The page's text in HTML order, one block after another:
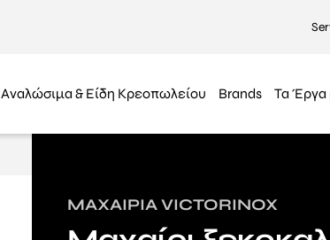
Αναλώσιμα & Είδη Κρεοπωλείου Brands Τα Έργα
ΜΑΧΑΊΡΙΑ VICTORINOX